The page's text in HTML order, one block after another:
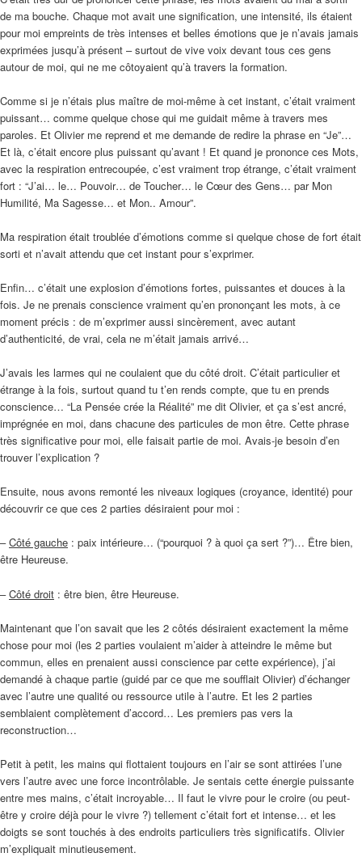
de ma bouche. Chaque mot avait une signification, une intensité, ils étaient
pour moi empreints de très intenses et belles émotions que je n’avais jamais
exprimées jusqu’à présent – surtout de vive voix devant tous ces gens
autour de moi, qui ne me côtoyaient qu’à travers la formation.
Comme si je n’étais plus maître de moi-même à cet instant, c’était vraiment
puissant… comme quelque chose qui me guidait même à travers mes
paroles. Et Olivier me reprend et me demande de redire la phrase en “Je”…
Et là, c’était encore plus puissant qu’avant ! Et quand je prononce ces Mots,
avec la respiration entrecoupée, c’est vraiment trop étrange, c’était vraiment
fort : “J’ai… le… Pouvoir… de Toucher… le Cœur des Gens… par Mon
Humilité, Ma Sagesse… et Mon.. Amour”.
Ma respiration était troublée d’émotions comme si quelque chose de fort était
sorti et n’avait attendu que cet instant pour s’exprimer.
Enfin… c’était une explosion d’émotions fortes, puissantes et douces à la
fois. Je ne prenais conscience vraiment qu’en prononçant les mots, à ce
moment précis : de m’exprimer aussi sincèrement, avec autant
d’authenticité, de vrai, cela ne m’était jamais arrivé…
J’avais les larmes qui ne coulaient que du côté droit. C’était particulier et
étrange à la fois, surtout quand tu t’en rends compte, que tu en prends
conscience… “La Pensée crée la Réalité” me dit Olivier, et ça s’est ancré,
imprégnée en moi, dans chacune des particules de mon être. Cette phrase
très significative pour moi, elle faisait partie de moi. Avais-je besoin d’en
trouver l’explication ?
Ensuite, nous avons remonté les niveaux logiques (croyance, identité) pour
découvrir ce que ces 2 parties désiraient pour moi :
–Côté gauche : paix intérieure… (“pourquoi ? à quoi ça sert ?”)… Être bien,
être Heureuse.
–Côté droit : être bien, être Heureuse.
Maintenant que l’on savait que les 2 côtés désiraient exactement la même
chose pour moi (les 2 parties voulaient m’aider à atteindre le même but
commun, elles en prenaient aussi conscience par cette expérience), j’ai
demandé à chaque partie (guidé par ce que me soufflait Olivier) d’échanger
avec l’autre une qualité ou ressource utile à l’autre. Et les 2 parties
semblaient complètement d’accord… Les premiers pas vers la
reconstruction…
Petit à petit, les mains qui flottaient toujours en l’air se sont attirées l’une
vers l’autre avec une force incontrôlable. Je sentais cette énergie puissante
entre mes mains, c’était incroyable… Il faut le vivre pour le croire (ou peut-
être y croire déjà pour le vivre ?) tellement c’était fort et intense… et les
doigts se sont touchés à des endroits particuliers très significatifs. Olivier
m’expliquait minutieusement.